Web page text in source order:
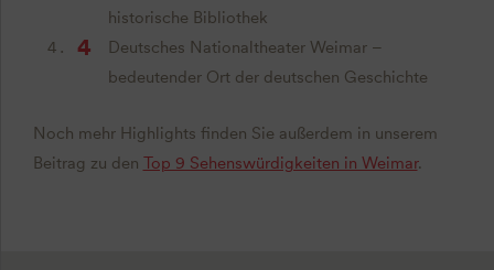
historische Bibliothek
Deutsches Nationaltheater Weimar –
bedeutender Ort der deutschen Geschichte
Noch mehr Highlights finden Sie außerdem in unserem
Beitrag zu den Top 9 Sehenswürdigkeiten in Weimar.